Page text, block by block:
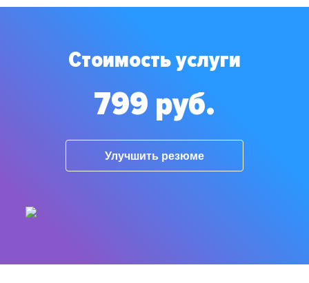
Стоимость услуги
799 руб.
Улучшить резюме